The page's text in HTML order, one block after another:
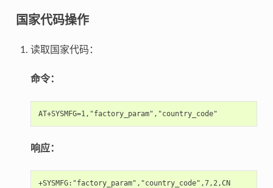
国家代码操作
读取国家代码：
命令：
响应：
+SYSMFG:"factory_param","country_code",7,2,CN